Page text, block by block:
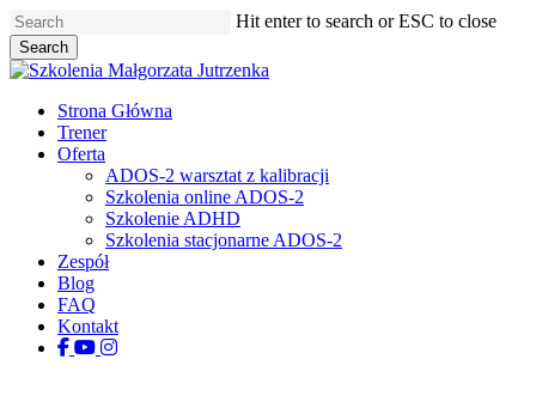
Skip
to
main
content
Hit enter to search or ESC to close
Search
Close
Menu
Strona Główna
Trener
Oferta
ADOS-2 warsztat z kalibracji
Szkolenia online ADOS-2
Szkolenie ADHD
Szkolenia stacjonarne ADOS-2
Zespół
Blog
FAQ
Kontakt
facebook
youtubeinstagram
tiktok